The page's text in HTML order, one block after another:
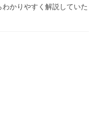
かりやすく解説していた